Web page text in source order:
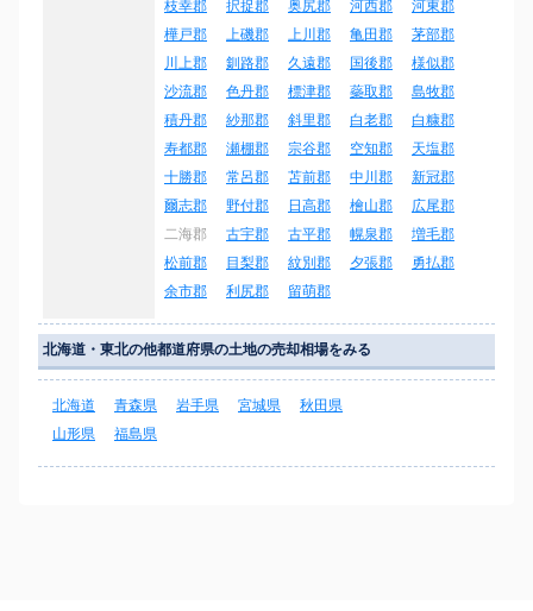
枝幸郡
択捉郡 奥尻郡 河西郡
河東郡
樺戸郡
上磯郡 上川郡 亀田郡
茅部郡
川上郡
釧路郡 久遠郡 国後郡
様似郡
沙流郡
色丹郡 標津郡 蘂取郡
島牧郡
積丹郡
紗那郡 斜里郡 白老郡
白糠郡
寿都郡
瀬棚郡 宗谷郡 空知郡
天塩郡
十勝郡
常呂郡 苫前郡 中川郡
新冠郡
爾志郡
野付郡 日高郡 檜山郡
広尾郡
二海郡
古宇郡 古平郡 幌泉郡
増毛郡
松前郡
目梨郡 紋別郡 夕張郡
勇払郡
余市郡
利尻郡 留萌郡
北海道・東北の他都道府県の土地の売却相場をみる
北海道 青森県 岩手県 宮城県
秋田県
山形県
福島県